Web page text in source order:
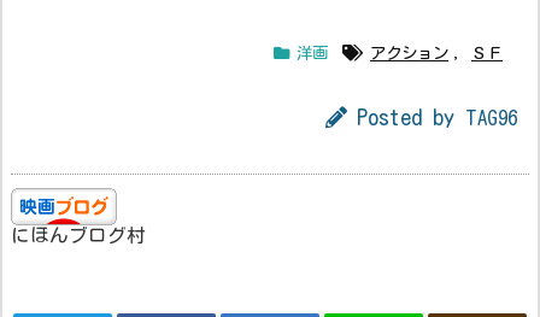
洋画 アクション , ＳＦ
Posted by TAG96
にほんブログ村